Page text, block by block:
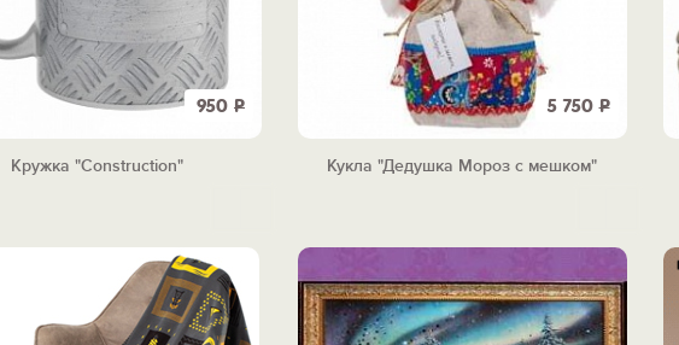
950 Р
Кружка "Construction"
5 750Р
Кукла "Дедушка Мороз с мешком"